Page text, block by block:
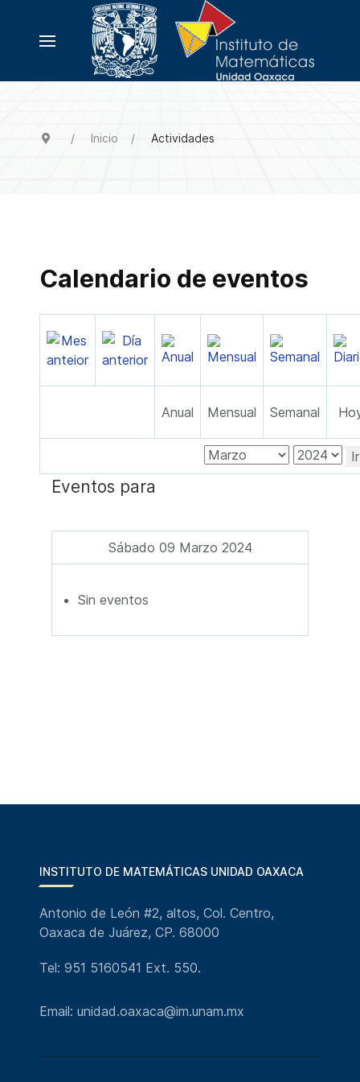
Inicio Actividades
Calendario de eventos
Anual Mensual Semanal
Eventos para
Sábado 09 Marzo 2024
Sin eventos
INSTITUTO DE MATEMÁTICAS UNIDAD OAXACA
Antonio de León #2, altos, Col. Centro,
Oaxaca de Juárez, CP. 68000
Tel: 951 5160541 Ext. 550.
Email: unidad.oaxaca@im.unam.mx